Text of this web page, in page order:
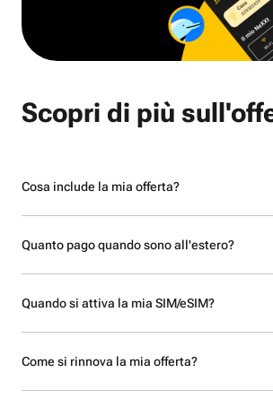
Scopri di più
Cosa include la mia offerta?
Quanto pago quando sono all'estero?
Quando si attiva la mia SIM/eSIM?
Come si rinnova la mia offerta?